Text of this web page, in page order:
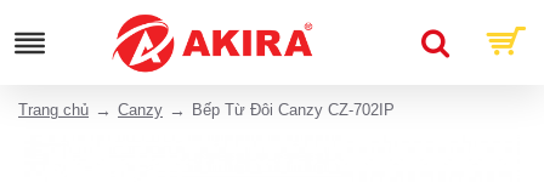
Trang chủ Canzy Bếp Từ Đôi Canzy CZ-702IP